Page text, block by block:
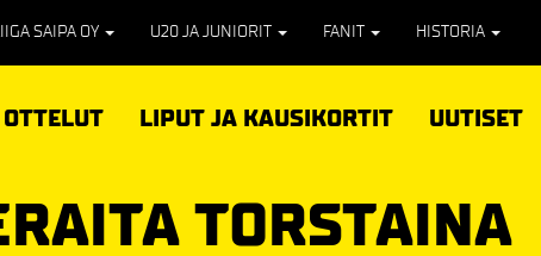
SAIPA OY U20 JA JUNIORIT FANIT HISTORIA
OTTELUT LIPUT JA KAUSIKORTIT UUTISET
TORSTAINA